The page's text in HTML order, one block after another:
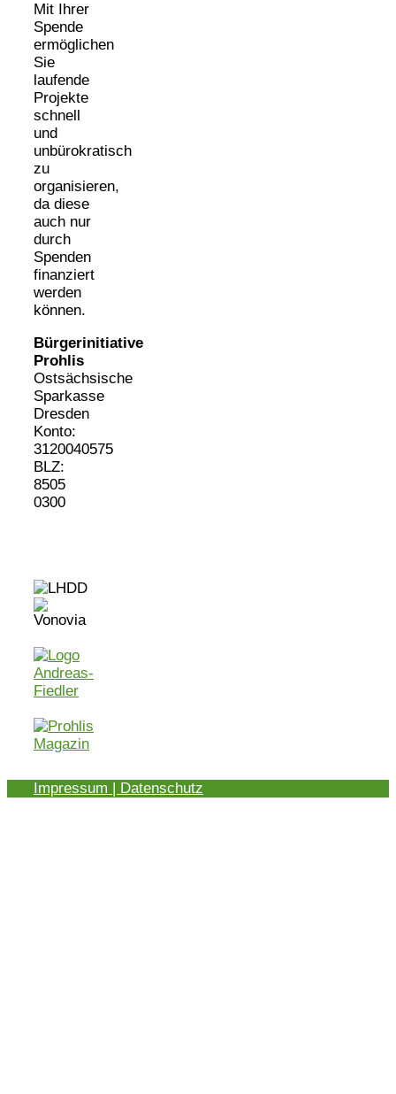
Mit Ihrer
Spende
ermöglichen
Sie
laufende
Projekte
schnell
und
unbürokratisch
zu
organisieren,
da diese
auch nur
durch
Spenden
finanziert
werden
können.
Bürgerinitiative
Prohlis
Ostsächsische
Sparkasse
Dresden
Konto:
3120040575
BLZ:
8505
0300
Impressum | Datenschutz